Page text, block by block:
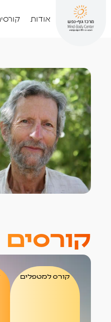
אודות
קורסים
קורס למטפלים